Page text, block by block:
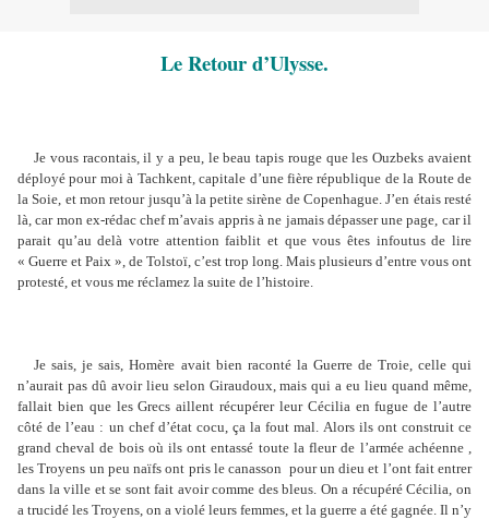
Le Retour d’Ulysse.
Je vous racontais, il y a peu, le beau tapis rouge que les Ouzbeks avaient
déployé pour moi à Tachkent, capitale d’une fière république de la Route de
la Soie, et mon retour jusqu’à la petite sirène de Copenhague. J’en étais resté
là, car mon ex-rédac chef m’avais appris à ne jamais dépasser une page, car il
parait qu’au delà votre attention faiblit et que vous êtes infoutus de lire
« Guerre et Paix », de Tolstoï, c’est trop long. Mais plusieurs d’entre vous ont
protesté, et vous me réclamez la suite de l’histoire.
Je sais, je sais, Homère avait bien raconté la Guerre de Troie, celle qui
n’aurait pas dû avoir lieu selon Giraudoux, mais qui a eu lieu quand même,
fallait bien que les Grecs aillent récupérer leur Cécilia en fugue de l’autre
côté de l’eau : un chef d’état cocu, ça la fout mal. Alors ils ont construit ce
grand cheval de bois où ils ont entassé toute la fleur de l’armée achéenne ,
les Troyens un peu naïfs ont pris le canasson pour un dieu et l’ont fait entrer
dans la ville et se sont fait avoir comme des bleus. On a récupéré Cécilia, on
a trucidé les Troyens, on a violé leurs femmes, et la guerre a été gagnée. Il n’y